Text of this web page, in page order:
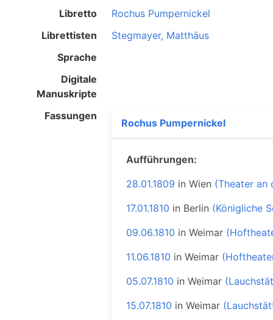
Libretto
Rochus Pumpernickel
Librettisten
Stegmayer, Matthäus
Sprache
Digitale
Manuskripte
Fassungen
Rochus Pumpernickel
Aufführungen:
28.01.1809 inWien (Theater an
17.01.1810 in Berlin (Königliche
09.06.1810 inWeimar
11.06.1810 inWeimar
05.07.1810 inWeimar
15.07.1810 inWeimar